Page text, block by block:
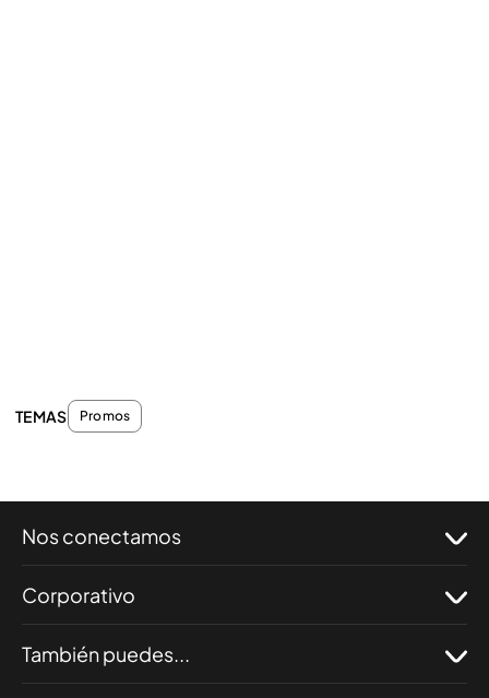
TEMAS Promos
Nos conectamos
Corporativo
También puedes...